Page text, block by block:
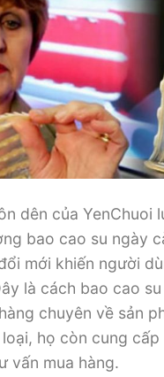
dên của YenChuoi
bao cao su ngày
mới khiến người
là cách bao cao
chuyên về sản
họ còn cung cấp
vấn mua hàng.